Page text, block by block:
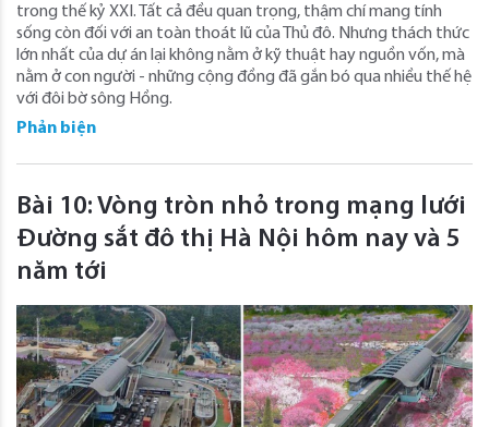
trong thế kỷ XXI. Tất cả đều quan trọng, thậm chí mang tính
sống còn đối với an toàn thoát lũ của Thủ đô. Nhưng thách thức
lớn nhất của dự án lại không nằm ở kỹ thuật hay nguồn vốn, mà
nằm ở con người - những cộng đồng đã gắn bó qua nhiều thế hệ
với đôi bờ sông Hồng.
Phản biện
Bài 10: Vòng tròn nhỏ trong mạng lưới
Đường sắt đô thị Hà Nội hôm nay và 5
năm tới